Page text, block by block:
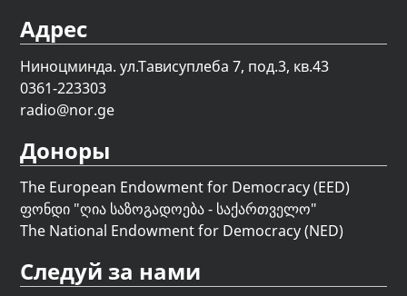
Адрес
Ниноцминда. ул.Тависуплеба 7, под.3, кв.43
0361-223303
radio@nor.ge
Доноры
The European Endowment for Democracy (EED)
ფონდი "ღია საზოგადოება - საქართველო"
The National Endowment for Democracy (NED)
Следуй за нами